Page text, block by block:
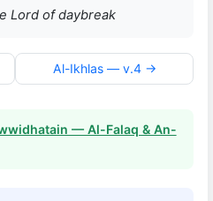
Lord of daybreak
Al-Ikhlas — v.4 →
— Al-Falaq & An-